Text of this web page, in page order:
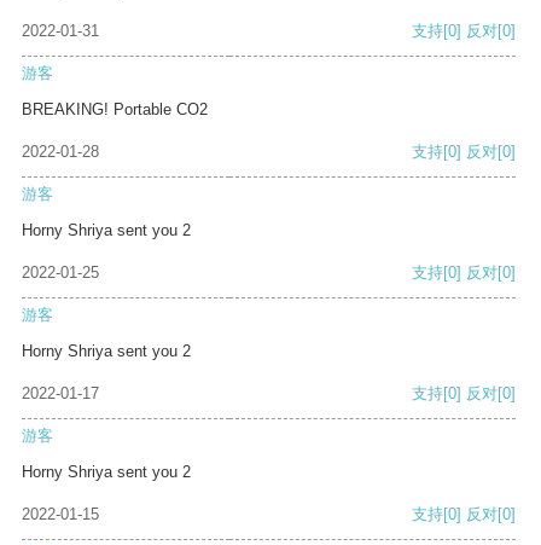
2022-01-31 支持[0] 反对[0]
游客
BREAKING! Portable CO2
2022-01-28 支持[0] 反对[0]
游客
Horny Shriya sent you 2
2022-01-25 支持[0] 反对[0]
游客
Horny Shriya sent you 2
2022-01-17 支持[0] 反对[0]
游客
Horny Shriya sent you 2
2022-01-15 支持[0] 反对[0]